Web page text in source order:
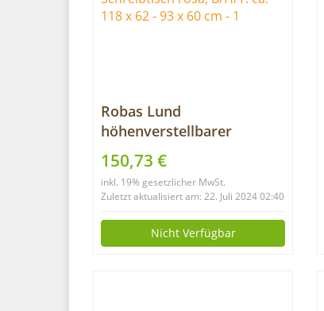
Robas Lund
höhenverstellbarer
Schreibtisch rosa, B/H/T:
ca. 118 x 62 – 93 x 60 cm
150,73 €
inkl. 19% gesetzlicher MwSt.
Zuletzt aktualisiert am: 22. Juli 2024 02:40
Nicht Verfügbar